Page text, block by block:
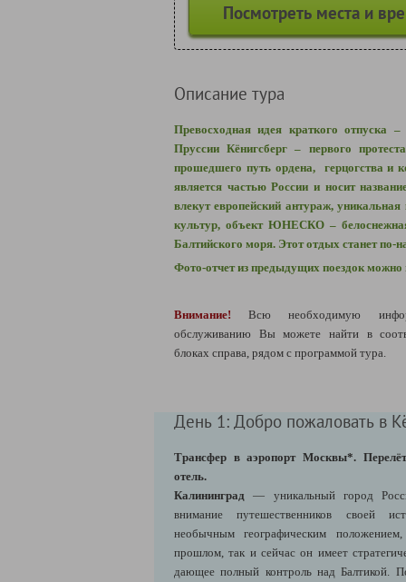
Посмотреть места и
Описание тура
Превосходная идея краткого отпуска
Пруссии Кёнигсберг – первого
прошедшего путь ордена, герцогства и
является частью России и носит
влекут европейский антураж,
культур, объект ЮНЕСКО –
Балтийского моря. Этот отдых станет
Фото-отчет из предыдущих поездок можно
Внимание!
Всю необходимую
обслуживанию Вы можете найти в
блоках справа, рядом с программой тура.
День 1: Добро пожаловать в
Трансфер в аэропорт Москвы*.
отель.
Калининград— уникальный город
внимание путешественников своей
необычным географическим
прошлом, так и сейчас он имеет
дающее полный контроль над Балтикой.